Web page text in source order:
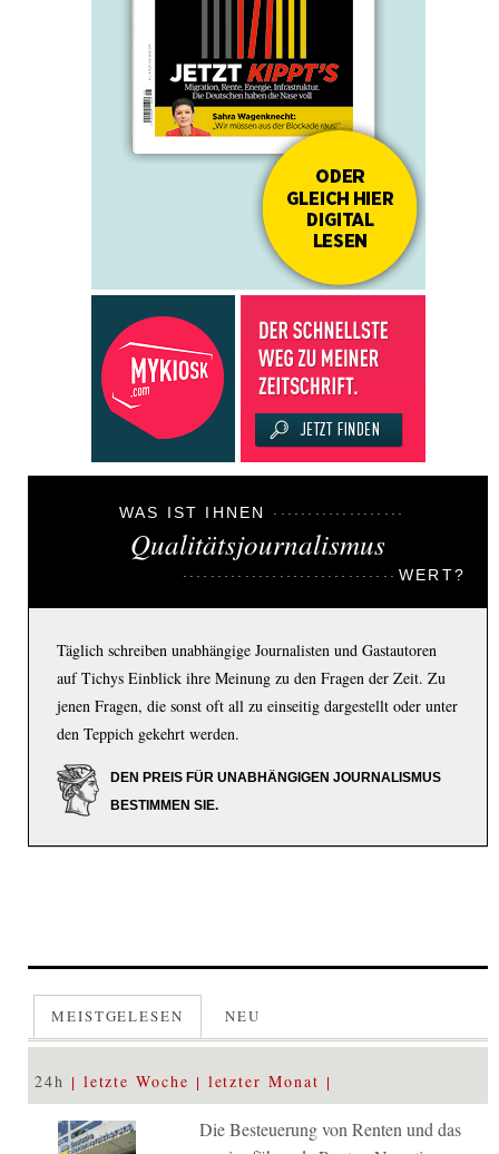
WAS IST IHNEN
Qualitätsjournalismus
WERT?
Täglich schreiben unabhängige Journalisten und Gastautoren
auf Tichys Einblick ihre Meinung zu den Fragen der Zeit. Zu
jenen Fragen, die sonst oft all zu einseitig dargestellt oder unter
den Teppich gekehrt werden.
DEN PREIS FÜR UNABHÄNGIGEN JOURNALISMUS
BESTIMMEN SIE.
MEISTGELESEN NEU
24h letzte Woche letzter Monat
Die Besteuerung von Renten und das